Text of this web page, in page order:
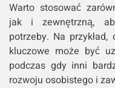
Warto stosować
jak i zewnętrzną,
potrzeby. Na
kluczowe może być
podczas gdy inni
rozwoju osobistego i